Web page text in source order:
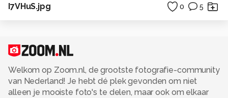
I7VHuS.jpg 0 5
Welkom op Zoom.nl, de grootste fotografie-community
van Nederland! Je hebt dé plek gevonden om niet
alleen je mooiste foto's te delen, maar ook om elkaar